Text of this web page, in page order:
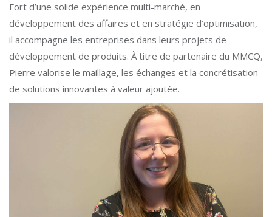
Fort d’une solide expérience multi-marché, en
développement des affaires et en stratégie d’optimisation,
il accompagne les entreprises dans leurs projets de
développement de produits. À titre de partenaire du MMCQ,
Pierre valorise le maillage, les échanges et la concrétisation
de solutions innovantes à valeur ajoutée.